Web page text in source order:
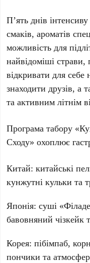
П’ять днів
смаків, ароматів
можливість для
найвідоміші
відкривати для себе
знаходити друзів, а
та активним літнім
Програма табору
Сходу» охоплює
Китай: китайські
кунжутні кульки та
Японія: суші
бавовняний чізкейк
Корея: пібімпаб,
пончики та